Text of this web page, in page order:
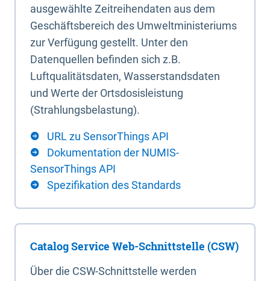
ausgewählte Zeitreihendaten aus dem
Geschäftsbereich des Umweltministeriums
zur Verfügung gestellt. Unter den
Datenquellen befinden sich z.B.
Luftqualitätsdaten, Wasserstandsdaten
und Werte der Ortsdosisleistung
(Strahlungsbelastung).
URL zu SensorThings API
Dokumentation der NUMIS-
SensorThings API
Spezifikation des Standards
Catalog Service Web-Schnittstelle (CSW)
Über die CSW-Schnittstelle werden